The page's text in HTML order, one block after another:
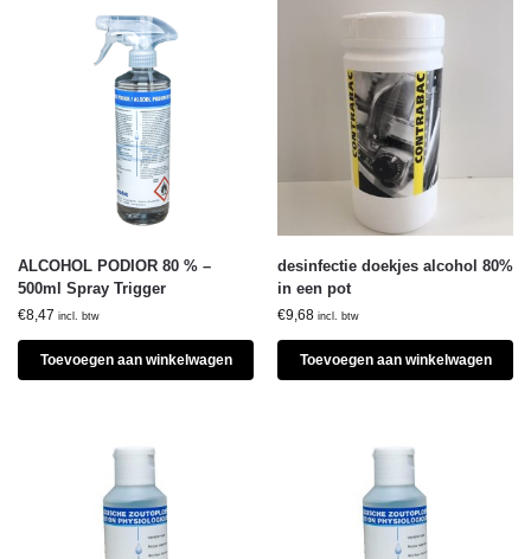
ALCOHOL PODIOR 80 % –
500ml Spray Trigger
€8,47 incl. btw
Toevoegen aan winkelwagen
desinfectie doekjes alcohol 80%
in een pot
€9,68 incl. btw
Toevoegen aan winkelwagen